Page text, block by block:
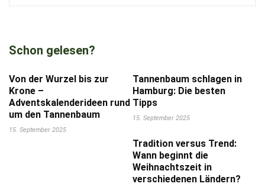
Schon gelesen?
Von der Wurzel bis zur
Krone –
Adventskalenderideen rund
um den Tannenbaum
15. September 2025
Tannenbaum schlagen in
Hamburg: Die besten
Tipps
15. September 2025
Tradition versus Trend:
Wann beginnt die
Weihnachtszeit in
verschiedenen Ländern?